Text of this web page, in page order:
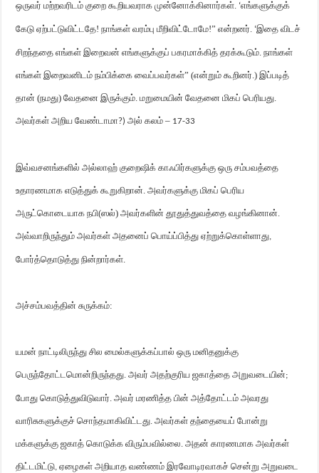
ஒருவர் மற்றவரிடம் குறை கூறியவராக முன்னோக்கினார்கள். ‘எங்களுக்குக்
கேடு ஏற்பட்டுவிட்டதே! நாங்கள் வரம்பு மீறிவிட்டோமே!” என்றனர். ‘இதை விடச்
சிறந்ததை எங்கள் இறைவன் எங்களுக்குப் பகரமாக்கித் தரக்கூடும். நாங்கள்
எங்கள் இறைவனிடம் நம்பிக்கை வைப்பவர்கள்” (என்றும் கூறினர்.) இப்படித்
தான் (நமது) வேதனை இருக்கும். மறுமையின் வேதனை மிகப் பெரியது.
அவர்கள் அறிய வேண்டாமா?)அல் கலம் – 17-33
இவ்வசனங்களில் அல்லாஹ் குறைஷிக் காஃபிர்களுக்கு ஒரு சம்பவத்தை
உதாரணமாக எடுத்துக் கூறுகிறான். அவர்களுக்கு மிகப் பெரிய
அருட்கொடையாக நபி(ஸல்) அவர்களின் தூதுத்துவத்தை வழங்கினான்.
அவ்வாறிருந்தும் அவர்கள் அதனைப் பொய்ப்பித்து ஏற்றுக்கொள்ளாது,
போர்த்தொடுத்து நின்றார்கள்.
அச்சம்பவத்தின் சுருக்கம்:
யமன் நாட்டிலிருந்து சில மைல்களுக்கப்பால் ஒரு மனிதனுக்கு
பெருந்தோட்டமொன்றிருந்தது. அவர் அதற்குரியஜகாத்தை அறுவடையின்;
போது கொடுத்துவிடுவார். அவர் மரணித்த பின் அத்தோட்டம் அவரது
வாரிசுகளுக்குச் சொந்தமாகிவிட்டது. அவர்கள் தந்தையைப் போன்று
மக்களுக்குஜகாத் கொடுக்க விரும்பவில்லை. அதன் காரணமாக அவர்கள்
திட்டமிட்டு,ஏழைகள் அறியாத வண்ணம் இரவோடிரவாகச் சென்று அறுவடை